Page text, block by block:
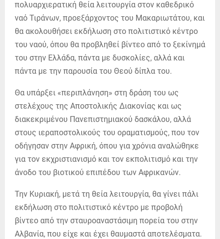
πολυαρχιερατική θεία λειτουργία στον καθεδρικό
ναό Τιράνων, προεξάρχοντος του Μακαριωτάτου, και
θα ακολουθήσει εκδήλωση στο πολιτιστικό κέντρο
του ναού, όπου θα προβληθεί βίντεο από το ξεκίνημά
του στην Ελλάδα, πάντα με δυσκολίες, αλλά και
πάντα με την παρουσία του Θεού δίπλα του.
Θα υπάρξει «περιπλάνηση» στη δράση του ως
στελέχους της Αποστολικής Διακονίας και ως
διακεκριμένου Πανεπιστημιακού δασκάλου, αλλά
στους ιεραποστολικούς του οραματισμούς, που τον
οδήγησαν στην Αφρική, όπου για χρόνια αναλώθηκε
για τον εκχριστιανισμό και τον εκπολιτισμό και την
άνοδο του βιοτικού επιπέδου των Αφρικανών.
Την Κυριακή, μετά τη θεία λειτουργία, θα γίνει πάλι
εκδήλωση στο πολιτιστικό κέντρο με προβολή
βίντεο από την σταυροαναστάσιμη πορεία του στην
Αλβανία, που είχε και έχει θαυμαστά αποτελέσματα.